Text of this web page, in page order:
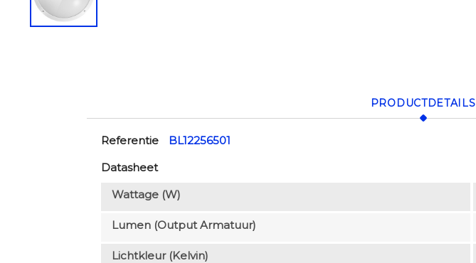
PRODUCTDETAILS
Referentie
BL12256501
Datasheet
Wattage (W)
Lumen (output Armatuur)
Lichtkleur (Kelvin)